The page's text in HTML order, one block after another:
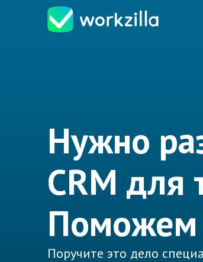
Нужно
CRM для
Поможем
Поручите это дело